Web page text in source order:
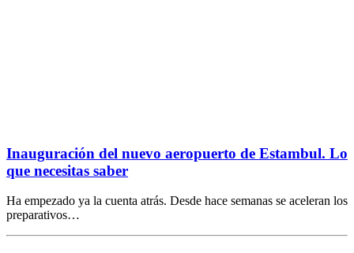
Inauguración del nuevo aeropuerto de Estambul. Lo
que necesitas saber
Ha empezado ya la cuenta atrás. Desde hace semanas se aceleran los
preparativos…